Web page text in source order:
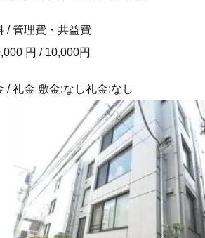
/ 管理費・共益費
円 / 10,000円
/ 礼金 敷金:なし礼金:なし